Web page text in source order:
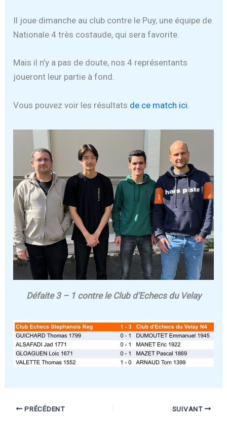
Il joue dimanche au club contre le Puy, une équipe de
Nationale 4 très costaude, qui sera favorite.
Mais il n’y a pas de doute, nos 4 représentants
joueront leur partie à fond.
Vous pouvez voir les résultats de ce match ici.
Défaite 3 – 1 contre le Club d’Echecs du Velay
PRÉCÉDENT SUIVANT